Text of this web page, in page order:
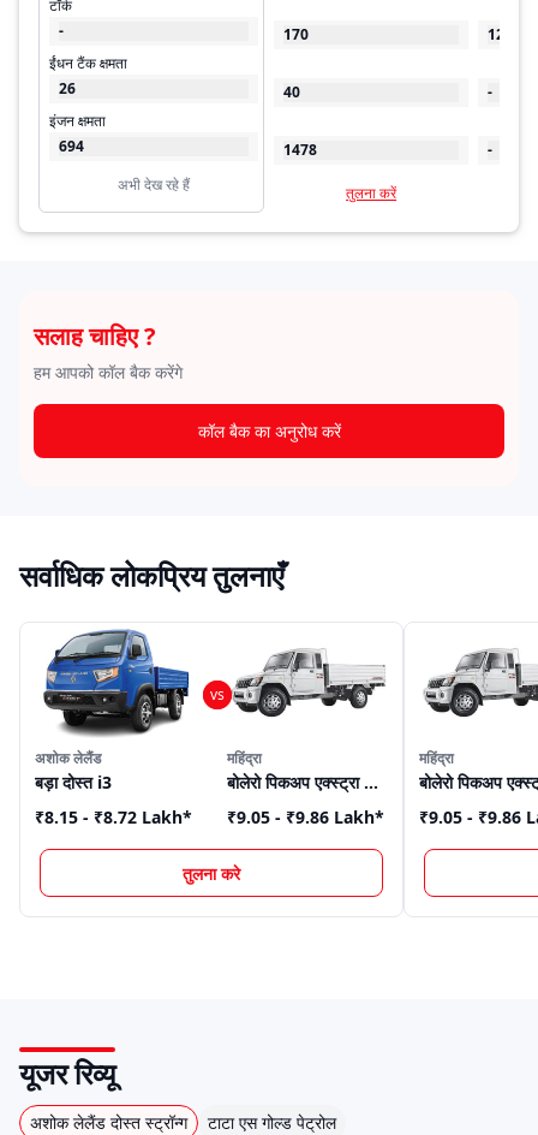
टॉर्क
-
ईंधन टैंक क्षमता
26
इंजन क्षमता
694
अभी देख रहे हैं
170
40
1478
तुलना करें
125
-
-
सलाह चाहिए ?
हम आपको कॉल बैक करेंगे
कॉल बैक का अनुरोध करें
सर्वाधिक लोकप्रिय तुलनाएँ
अशोक लेलैंड
बड़ा दोस्त i3
₹8.15 - ₹8.72 Lakh*
महिंद्रा
बोलेरो पिकअप एक्स्ट्रा लॉन्ग
₹9.05 - ₹9.86 Lakh*
तुलना करे
महिंद्रा
₹9.05 - ₹9.86
यूजर रिव्यू
अशोक लेलैंड दोस्त स्ट्रॉन्ग टाटा एस गोल्ड पेट्रोल